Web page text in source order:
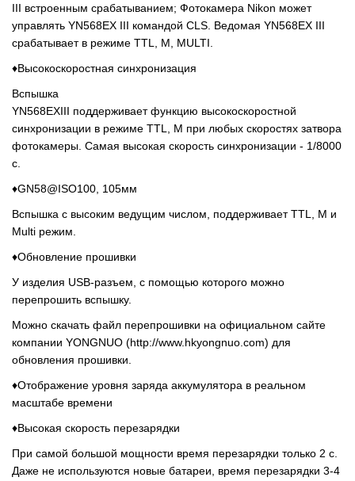
III встроенным срабатыванием; Фотокамера Nikon может
управлять YN568EX III командой CLS. Ведомая YN568EX III
срабатывает в режиме TTL, M, MULTI.
♦Высокоскоростная синхронизация
Вспышка
YN568EXIII поддерживает функцию высокоскоростной
синхронизации в режиме TTL, М при любых скоростях затвора
фотокамеры. Самая высокая скорость синхронизации - 1/8000
с.
♦GN58@ISO100, 105мм
Вспышка с высоким ведущим числом, поддерживает TTL, M и
Multi режим.
♦Обновление прошивки
У изделия USB-разъем, с помощью которого можно
перепрошить вспышку.
Можно скачать файл перепрошивки на официальном сайте
компании YONGNUO (http://www.hkyongnuo.com) для
обновления прошивки.
♦Отображение уровня заряда аккумулятора в реальном
масштабе времени
♦Высокая скорость перезарядки
При самой большой мощности время перезарядки только 2 с.
Даже не используются новые батареи, время перезарядки 3-4